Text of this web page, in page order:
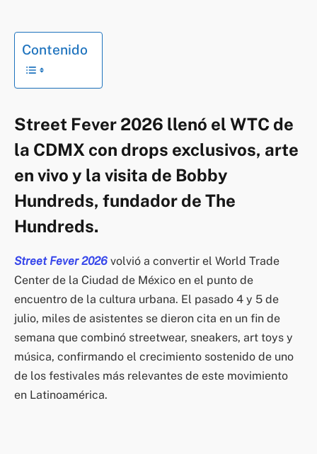
Contenido
Street Fever 2026 llenó el WTC de
la CDMX con drops exclusivos, arte
en vivo y la visita de Bobby
Hundreds, fundador de The
Hundreds.
Street Fever 2026 volvió a convertir el World Trade
Center de la Ciudad de México en el punto de
encuentro de la cultura urbana. El pasado 4 y 5 de
julio, miles de asistentes se dieron cita en un fin de
semana que combinó streetwear, sneakers, art toys y
música, confirmando el crecimiento sostenido de uno
de los festivales más relevantes de este movimiento
en Latinoamérica.